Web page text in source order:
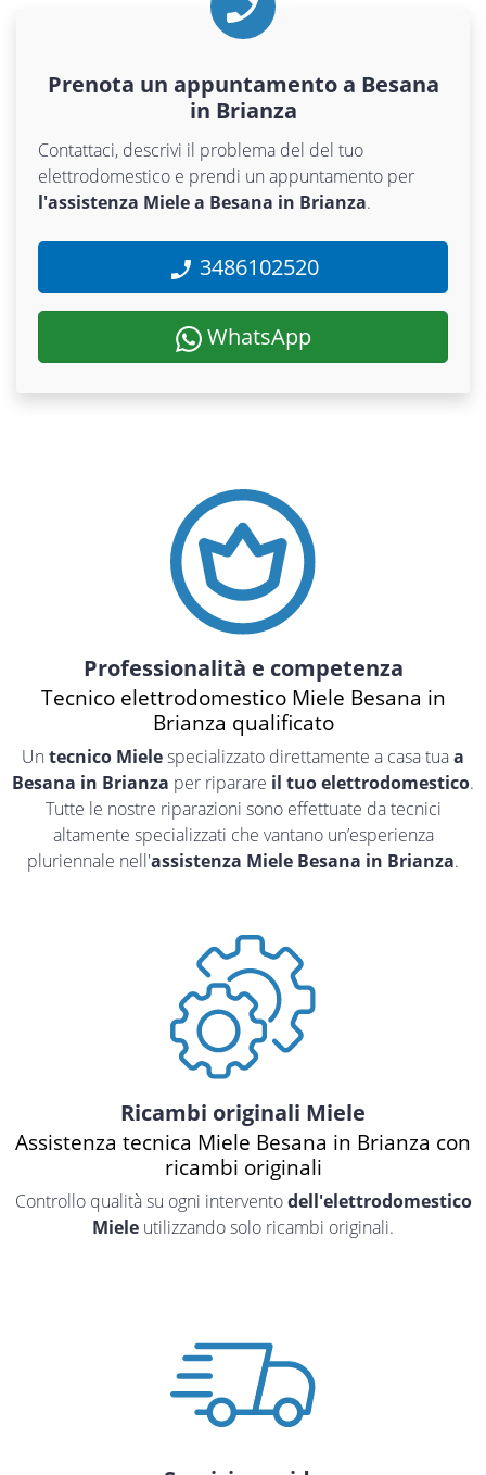
Prenota un appuntamento a Besana
in Brianza
Contattaci, descrivi il problema del del tuo
elettrodomestico e prendi un appuntamento per
l'assistenza Miele a Besana in Brianza.
3486102520
WhatsApp
Professionalità e competenza
Tecnico elettrodomestico Miele Besana in
Brianza qualificato
Un tecnico Mielespecializzato direttamente a casa tuaa
Besana in Brianza per riparare il tuo elettrodomestico.
Tutte le nostre riparazioni sono effettuate da tecnici
altamente specializzati che vantano un’esperienza
pluriennale nell'assistenza Miele Besana in Brianza.
Ricambi originali Miele
Assistenza tecnica Miele Besana in Brianza con
ricambi originali
Controllo qualità su ogni interventodell'elettrodomestico
Miele utilizzando solo ricambi originali.